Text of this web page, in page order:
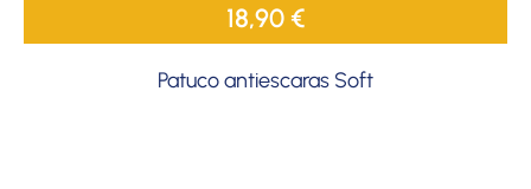
18,90€
Patuco antiescaras Soft